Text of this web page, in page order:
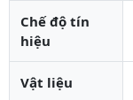
Chế độ tín
hiệu
Vật liệu